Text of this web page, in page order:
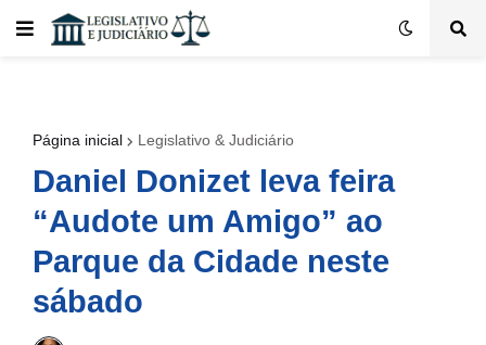
Página inicial Legislativo & Judiciário
Daniel Donizet leva feira
“Audote um Amigo” ao
Parque da Cidade neste
sábado